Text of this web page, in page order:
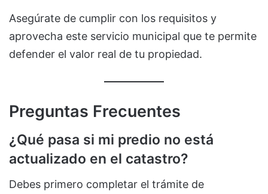
Asegúrate de cumplir con los requisitos y
aprovecha este servicio municipal que te permite
defender el valor real de tu propiedad.
Preguntas Frecuentes
¿Qué pasa si mi predio no está
actualizado en el catastro?
Debes primero completar el trámite de